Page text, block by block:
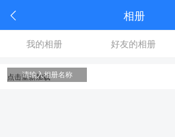
相册
我的相册 好友的相册
请输入相册名称
点击重新加载